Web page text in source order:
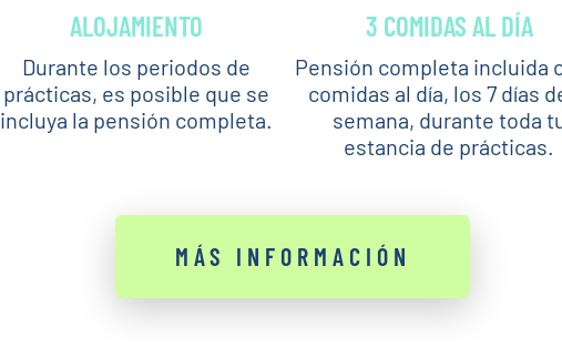
ALOJAMIENTO
Durante los periodos de
prácticas, es posible que se
incluya la pensión completa.
3 COMIDAS AL DÍA
Pensión completa incluida
comidas al día, los 7 días
semana, durante toda
estancia de prácticas.
MÁS INFORMACIÓN